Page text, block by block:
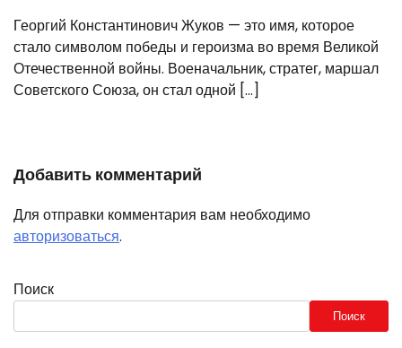
Георгий Константинович Жуков — это имя, которое
стало символом победы и героизма во время Великой
Отечественной войны. Военачальник, стратег, маршал
Советского Союза, он стал одной […]
Добавить комментарий
Для отправки комментария вам необходимо
авторизоваться.
Поиск
Поиск